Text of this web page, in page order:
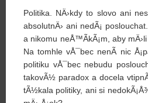
Politika. NÄ›kdy to slovo ani
absolutnÄ› ani nedÃ¡
a nikomu neÅ™Ã­kÃ¡m, aby
Na tomhle vÅ¯bec nenÃ­ nic
politiku vÅ¯bec nebudu
takovÃ½ paradox a docela
tÃ½kala politiky, ani si